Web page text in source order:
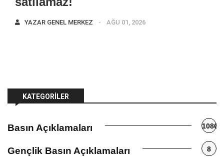
YAZAR GENEL MERKEZ AĞU 01, 2026
KATEGORILER
Basın Açıklamaları 1086
Gençlik Basın Açıklamaları 8